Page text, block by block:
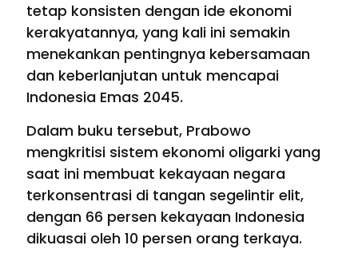
tetap konsisten dengan ide ekonomi
kerakyatannya, yang kali ini semakin
menekankan pentingnya kebersamaan
dan keberlanjutan untuk mencapai
Indonesia Emas 2045.
Dalam buku tersebut, Prabowo
mengkritisi sistem ekonomi oligarki yang
saat ini membuat kekayaan negara
terkonsentrasi di tangan segelintir elit,
dengan 66 persen kekayaan Indonesia
dikuasai oleh 10 persen orang terkaya.